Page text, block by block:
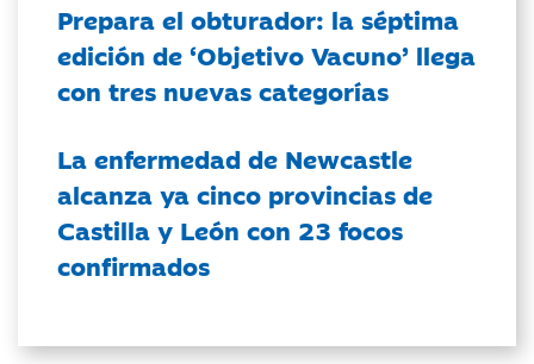
Prepara el obturador: la séptima
edición de ‘Objetivo Vacuno’ llega
con tres nuevas categorías
La enfermedad de Newcastle
alcanza ya cinco provincias de
Castilla y León con 23 focos
confirmados